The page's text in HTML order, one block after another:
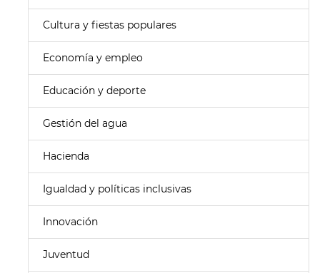
Cultura y fiestas populares
Economía y empleo
Educación y deporte
Gestión del agua
Hacienda
Igualdad y políticas inclusivas
Innovación
Juventud